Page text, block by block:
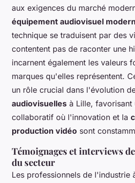
aux exigences du marché
équipement audiovisuel
technique se traduisent par des
contentent pas de raconter une
incarnent également les valeurs
marques qu'elles représentent.
un rôle crucial dans l'évolution
audiovisuelles à Lille, favorisant
collaboratif où l'innovation et la
production vidéo sont
Témoignages et interviews
du secteur
Les professionnels de l'industrie